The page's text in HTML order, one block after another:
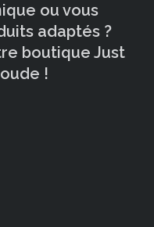
ou vous
adaptés ?
boutique Just
!